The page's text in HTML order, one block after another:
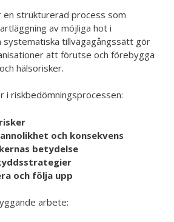
en strukturerad process som
av möjliga hot i
tillvägagångssätt gör
att förutse och förebygga
hälsorisker.
i riskbedömningsprocessen:
och konsekvens
betydelse
och följa upp
arbete: